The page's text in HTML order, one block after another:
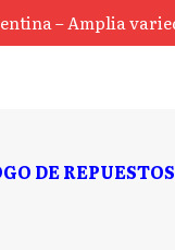
– Amplia
DE REPUESTOS